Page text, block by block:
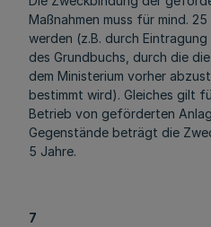
Maßnahmen muss für mind.
werden (z.B. durch
des Grundbuchs, durch die
dem Ministerium vorher
bestimmt wird). Gleiches gilt
Betrieb von geförderten
Gegenstände beträgt die
5 Jahre.
7